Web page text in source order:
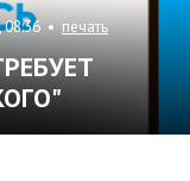
• печать